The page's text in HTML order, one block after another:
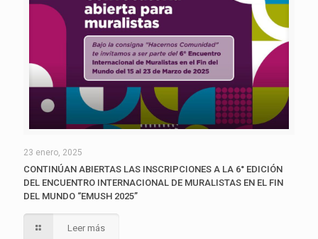
23 enero, 2025
CONTINÚAN ABIERTAS LAS INSCRIPCIONES A LA 6° EDICIÓN
DEL ENCUENTRO INTERNACIONAL DE MURALISTAS EN EL FIN
DEL MUNDO “EMUSH 2025”
Leer más